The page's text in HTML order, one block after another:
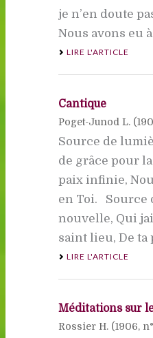
je n’en doute
Nous avons eu à
LIRE L'ARTICLE
Cantique
Poget-Junod L. (
Source de
de grâce pour
paix infinie,
en Toi. Source
nouvelle, Qui
saint lieu, De ta
LIRE L'ARTICLE
Méditations sur
Rossier H. (1906,